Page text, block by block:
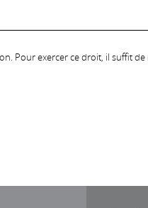
Pour exercer ce droit, il suffit